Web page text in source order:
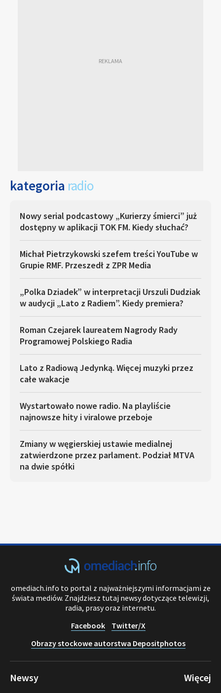
kategoria radio
Nowy serial podcastowy „Kurierzy śmierci” już
dostępny w aplikacji TOK FM. Kiedy słuchać?
Michał Pietrzykowski szefem treści YouTube w
Grupie RMF. Przeszedł z ZPR Media
„Polka Dziadek” w interpretacji Urszuli Dudziak
w audycji „Lato z Radiem”. Kiedy premiera?
Roman Czejarek laureatem Nagrody Rady
Programowej Polskiego Radia
Lato z Radiową Jedynką. Więcej muzyki przez
całe wakacje
Wystartowało nowe radio. Na playliście
najnowsze hity i viralowe przeboje
Zmiany w węgierskiej ustawie medialnej
zatwierdzone przez parlament. Podział MTVA
na dwie spółki
omediach.info to portal z najważniejszymi informacjami ze
świata mediów. Znajdziesz tutaj newsy dotyczące telewizji,
radia, prasy oraz internetu.
Facebook
Twitter/X
Obrazy stockowe autorstwa Depositphotos
Newsy Więcej